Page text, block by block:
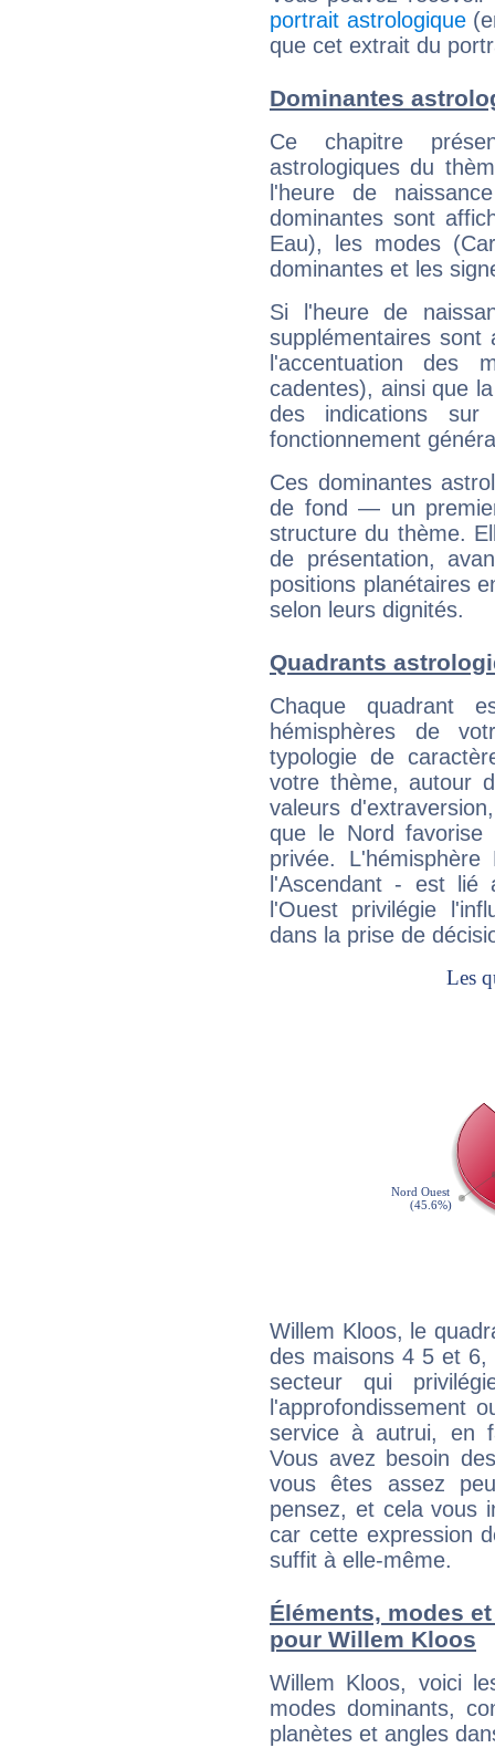
portrait astrologique
que cet extrait du
Dominantes
Ce chapitre
astrologiques du
l'heure de
dominantes sont
Eau), les modes
dominantes et les
Si l'heure de
supplémentaires sont
l'accentuation des
cadentes), ainsi que
des indications sur
fonctionnement
Ces dominantes
de fond — un
structure du thème.
de présentation,
positions planétaires
selon leurs dignités.
Quadrants
Chaque quadrant
hémisphères de
typologie de
votre thème, autour
valeurs
que le Nord favorise
privée.
l'Ascendant - est
l'Ouest privilégie
dans la prise de
Willem Kloos, le
des maisons 4 5 et
secteur qui
l'approfondissement
service à autrui, en
Vous avez besoin
vous êtes assez
pensez, et cela vous
car cette expression
suffit à elle-même.
Éléments, modes
pour Willem Kloos
Willem Kloos, voici
modes dominants,
planètes et angles